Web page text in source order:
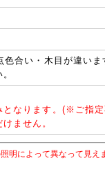
合い・木目が違いま
となります。( ※ ご指
ません。
明によって異なって見え